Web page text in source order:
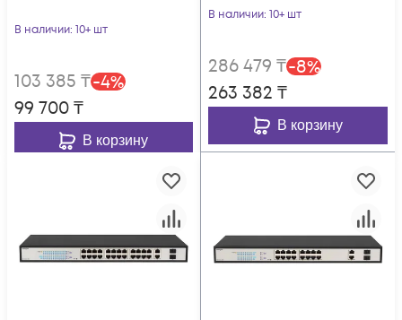
В наличии: 10+ шт
103 385 ₸-4%
99 700₸
В корзину
В наличии: 10+ шт
286 479 ₸-8%
263 382 ₸
В корзину